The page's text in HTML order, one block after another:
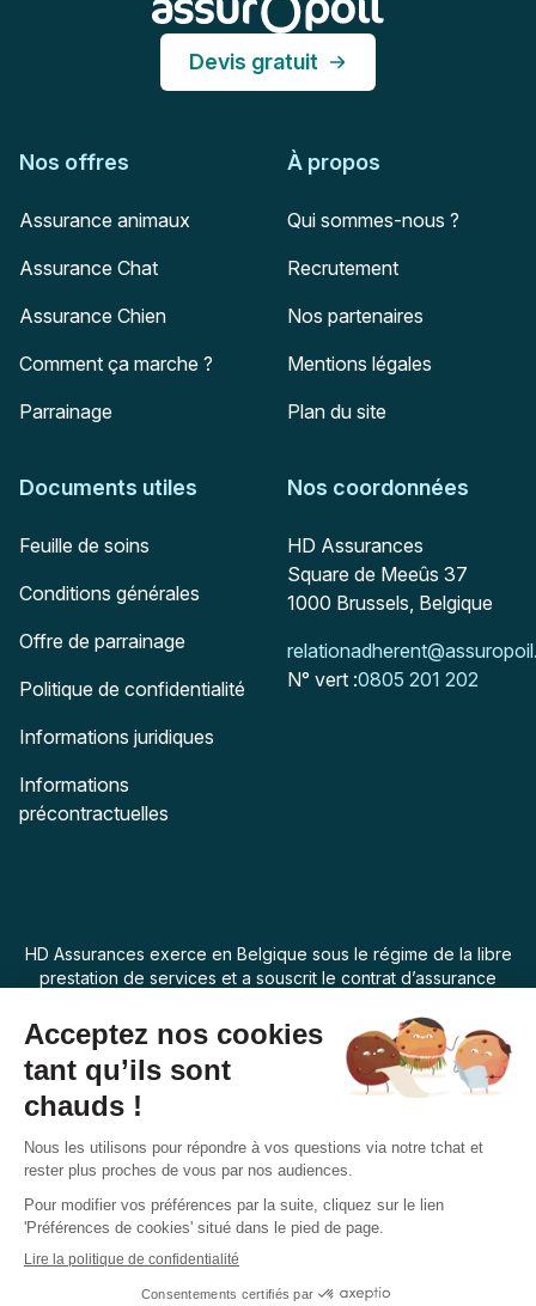
Devis gratuit
Nos offres
Assurance animaux
Assurance Chat
Assurance Chien
Comment ça marche ?
Parrainage
À propos
Qui sommes-nous ?
Recrutement
Nos partenaires
Mentions légales
Plan du site
Documents utiles
Feuille de soins
Conditions générales
Offre de parrainage
Politique de confidentialité
Informations juridiques
Informations
précontractuelles
Nos coordonnées
Adresse postale
HD Assurances
Square de Meeûs 37
1000 Brussels, Belgique
Mail :
N° vert :0805 201 202
HD Assurances exerce en Belgique sous le régime de la libre
prestation de services et a souscrit le contrat d’assurance
le siège social est 7 rue Belgrand, 92300 Levallois Perret,
France. La loi applicable au produit d’assurance est la loi
Suivez-nous